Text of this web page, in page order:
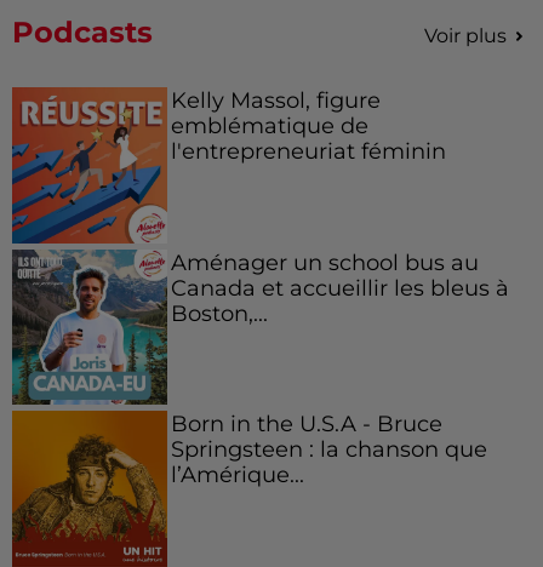
Podcasts Voir plus
Kelly Massol, figure
emblématique de
l'entrepreneuriat féminin
Aménager un school bus au
Canada et accueillir les bleus à
Boston,...
Born in the U.S.A - Bruce
Springsteen : la chanson que
l’Amérique...